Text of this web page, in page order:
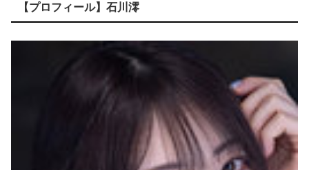
身長146cmでふさふさ陰毛の地味っ娘 佐々倉ひより、大舌ﾚ交解禁で顔も腟内も精●で汚されまくるｗｗ
韓国のAVですがセッ○スシーンがリアルすぎて○起確定です！！
【画像】 日テレ女子アナさん、とんでもないグラビアを披露した結果・・・
出前泥棒への報復制裁～監禁ドS責めで快楽に堕ちた敏感お漏らしアクメ女～ 藤田ゆず
【画像】 下着姿で昼寝中の妹のケツｗｗｗｗｗｗｗｗｗｗｗｗｗ
【プロフィール】石川澪